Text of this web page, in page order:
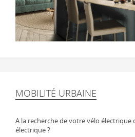
MOBILITÉ URBAINE
A la recherche de votre vélo
électrique ?